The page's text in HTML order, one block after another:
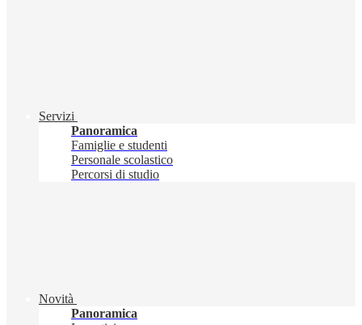
Servizi
Panoramica
Famiglie e studenti
Personale scolastico
Percorsi di studio
Novità
Panoramica